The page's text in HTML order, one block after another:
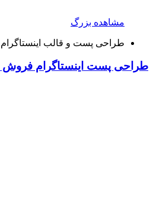
مشاهده بزرگ
طراحی پست و قالب اینستاگرام
طراحی پست اینستاگرام فروش